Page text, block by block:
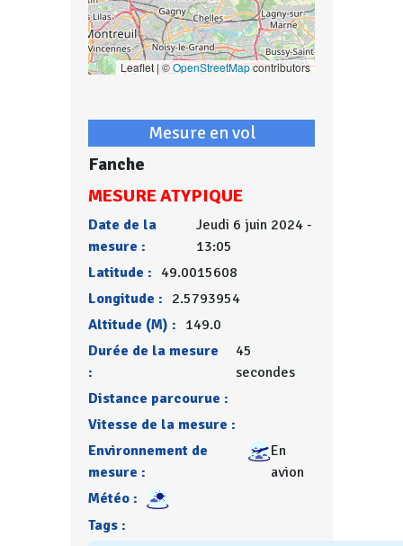
Leaflet | ©OpenStreetMapcontributors
Mesure en vol
Fanche
MESURE ATYPIQUE
Date de la
mesure :
Jeudi 6 juin 2024 -
13:05
Latitude : 49.0015608
Longitude : 2.5793954
Altitude (M) : 149.0
Durée de la mesure
:
45
secondes
Distance parcourue :
Vitesse de la mesure :
Environnement de
mesure :
En
avion
Météo :
Tags :